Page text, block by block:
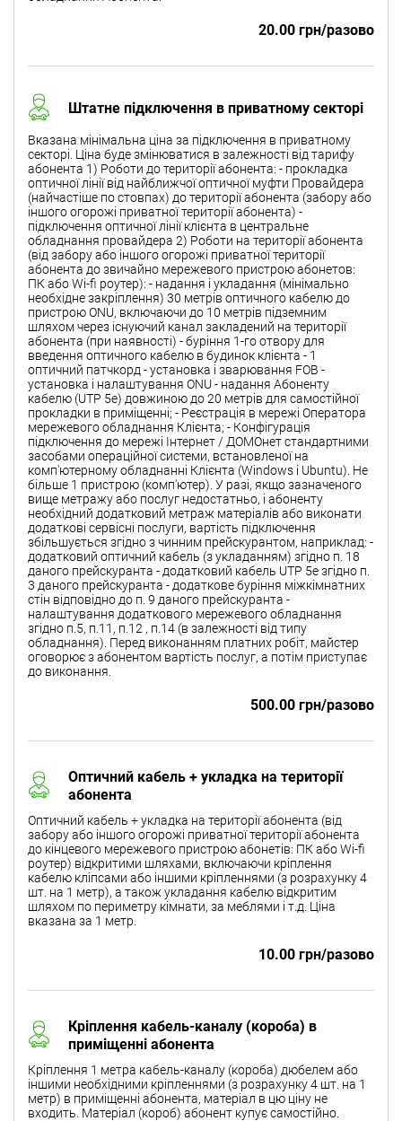
20.00 грн/разово
Штатне підключення в приватному секторі
Вказана мінімальна ціна за підключення в приватному
секторі. Ціна буде змінюватися в залежності від тарифу
абонента 1) Роботи до території абонента: - прокладка
оптичної лінії від найближчої оптичної муфти Провайдера
(найчастіше по стовпах) до території абонента (забору або
іншого огорожі приватної території абонента) -
підключення оптичної лінії клієнта в центральне
обладнання провайдера 2) Роботи на території абонента
(від забору або іншого огорожі приватної території
абонента до звичайно мережевого пристрою абонетов:
ПК або Wi-fi роутер): - надання і укладання (мінімально
необхідне закріплення) 30 метрів оптичного кабелю до
пристрою ONU, включаючи до 10 метрів підземним
шляхом через існуючий канал закладений на території
абонента (при наявності) - буріння 1-го отвору для
введення оптичного кабелю в будинок клієнта - 1
оптичний патчкорд - установка і зварювання FOB -
установка і налаштування ONU - надання Абоненту
кабелю (UTP 5e) довжиною до 20 метрів для самостійної
прокладки в приміщенні; - Реєстрація в мережі Оператора
мережевого обладнання Клієнта; - Конфігурація
підключення до мережі Інтернет / ДОМОнет стандартними
засобами операційної системи, встановленої на
комп'ютерному обладнанні Клієнта (Windows і Ubuntu). Не
більше 1 пристрою (комп'ютер). У разі, якщо зазначеного
вище метражу або послуг недостатньо, і абоненту
необхідний додатковий метраж матеріалів або виконати
додаткові сервісні послуги, вартість підключення
збільшується згідно з чинним прейскурантом, наприклад: -
додатковий оптичний кабель (з укладанням) згідно п. 18
даного прейскуранта - додатковий кабель UTP 5e згідно п.
3 даного прейскуранта - додаткове буріння міжкімнатних
стін відповідно до п. 9 даного прейскуранта -
налаштування додаткового мережевого обладнання
згідно п.5, п.11, п.12 , п.14 (в залежності від типу
обладнання). Перед виконанням платних робіт, майстер
оговорює з абонентом вартість послуг, а потім приступає
до виконання.
500.00 грн/разово
Оптичний кабель + укладка на території
абонента
Оптичний кабель + укладка на території абонента (від
забору або іншого огорожі приватної території абонента
до кінцевого мережевого пристрою абонетів: ПК або Wi-fi
роутер) відкритими шляхами, включаючи кріплення
кабелю кліпсами або іншими кріпленнями (з розрахунку 4
шт. на 1 метр), а також укладання кабелю відкритим
шляхом по периметру кімнати, за меблями і т.д. Ціна
вказана за 1 метр.
10.00 грн/разово
Кріплення кабель-каналу (короба) в
приміщенні абонента
Кріплення 1 метра кабель-каналу (короба) дюбелем або
іншими необхідними кріпленнями (з розрахунку 4 шт. на 1
метр) в приміщенні абонента, матеріал в цю ціну не
входить. Матеріал (короб) абонент купує самостійно.